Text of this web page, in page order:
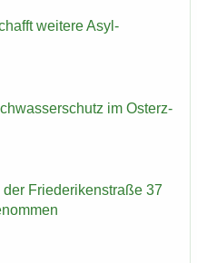
wei­te­re Asyl-​
im Ost­erz­
Frie­de­ri­ken­stra­ße 37